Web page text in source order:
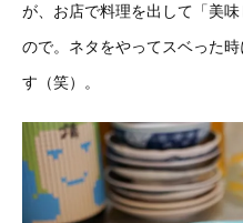
が、お店で料理を出して「美
ので。ネタをやってスベった
す（笑）。